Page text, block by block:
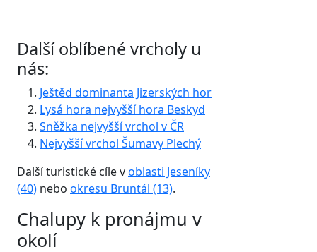
Další oblíbené vrcholy u
nás:
Ještěd dominanta Jizerských hor
Lysá hora nejvyšší hora Beskyd
Sněžka nejvyšší vrchol v ČR
Nejvyšší vrchol Šumavy Plechý
Další turistické cíle voblasti Jeseníky
(40) nebo okresu Bruntál (13).
Chalupy k pronájmu v
okolí